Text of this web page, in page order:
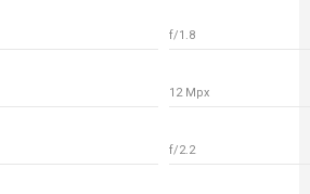
f/1.8
12 Mpx
f/2.2